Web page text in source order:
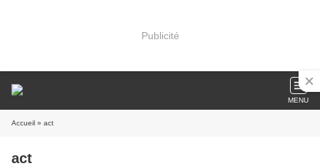
Publicité
MENU
Accueil » act
act